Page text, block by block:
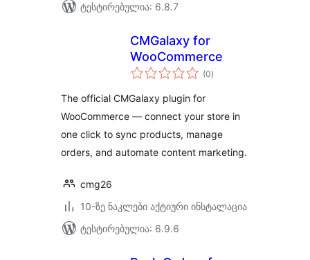
ტესტირებულია: 6.8.7
CMGalaxy for
WooCommerce
(0საერთო
რეიტინგი
)
The official CMGalaxy plugin for
WooCommerce — connect your store in
one click to sync products, manage
orders, and automate content marketing.
cmg26
10-ზე ნაკლები აქტიური ინსტალაცია
ტესტირებულია: 6.9.6